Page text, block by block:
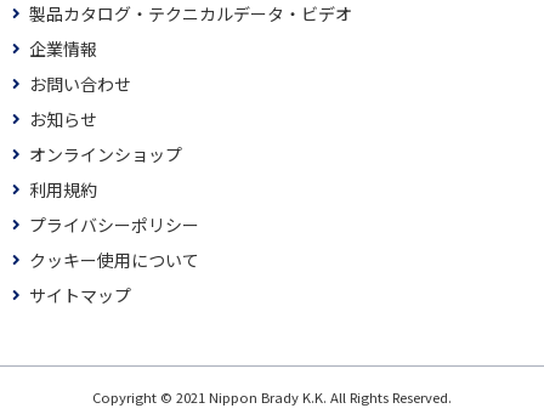
製品カタログ・テクニカルデータ・ビデオ
企業情報
お問い合わせ
お知らせ
オンラインショップ
利用規約
プライバシーポリシー
クッキー使用について
サイトマップ
Copyright © 2021 Nippon Brady K.K. All Rights Reserved.